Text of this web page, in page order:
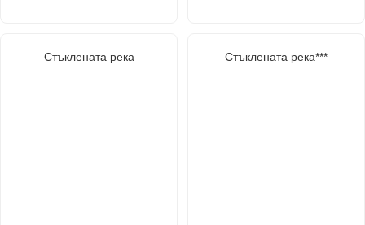
Стъклената река Стъклената река***